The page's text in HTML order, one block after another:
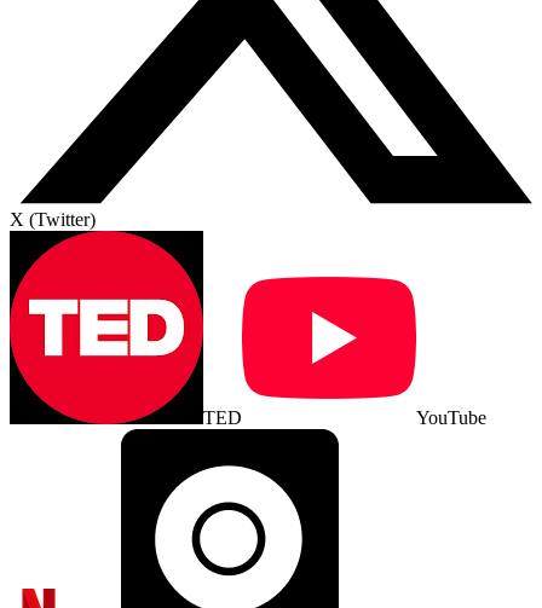
X (Twitter)
TED YouTube